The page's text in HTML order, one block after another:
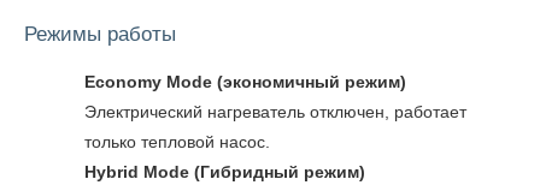
Режимы работы
Economy Mode (экономичный режим)
Электрический нагреватель отключен, работает
только тепловой насос.
Hybrid Mode (Гибридный режим)